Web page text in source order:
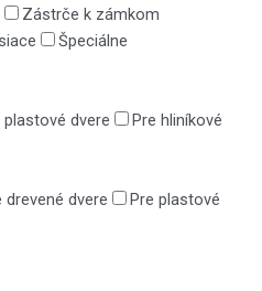
Zástrče k zámkom
Špeciálne
plastové dvere
Pre hliníkové
drevené dvere
Pre plastové